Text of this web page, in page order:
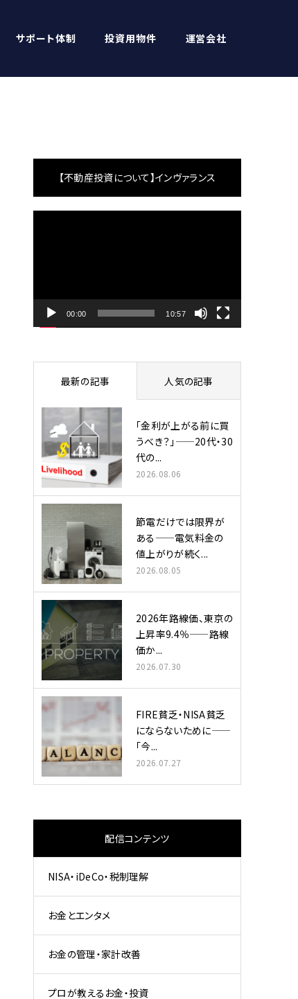
サポート体制 投資用物件 運営会社
【不動産投資について】インヴァランス
ー
00:00 10:57
最新の記事 人気の記事
「金利が上がる前に買
うべき？」——20代・30
代の...
2026.08.06
節電だけでは限界が
ある——電気料金の
値上がりが続く...
2026.08.05
2026年路線価、東京の
上昇率9.4％——路線
価か...
2026.07.30
FIRE貧乏・NISA貧乏
にならないために——
「今...
2026.07.27
配信コンテンツ
NISA・iDeCo・税制理解
お金とエンタメ
お金の管理・家計改善
プロが教えるお金・投資